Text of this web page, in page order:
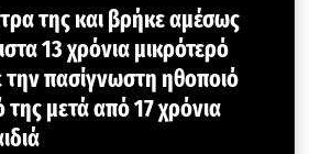
της και βρήκε αμέσως
13 χρόνια μικρότερό
την πασίγνωστη ηθοποιό
της μετά από 17 χρόνια